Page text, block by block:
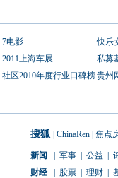
7电影
快乐
2011上海车展
私募
社区2010年度行业口碑榜贵州
搜狐 ChinaRen 焦点
新闻 军事 公益
财经
股票 理财